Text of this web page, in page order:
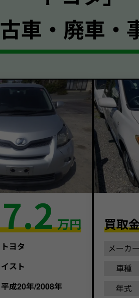
車・廃車・
7.2 万円
トヨタ
イスト
平成20年/2008年
買取
メーカー
車種
年式